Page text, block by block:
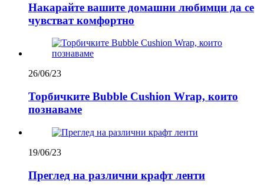
Накарайте вашите домашни любимци да се
чувстват комфортно
26/06/23
Торбичките Bubble Cushion Wrap, които
познаваме
19/06/23
Преглед на различни крафт ленти